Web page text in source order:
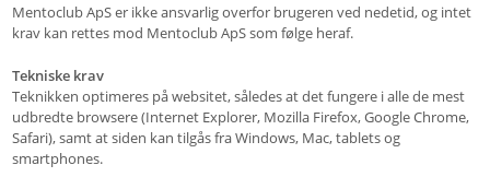
Mentoclub ApS er ikke ansvarlig overfor brugeren ved nedetid, og intet
krav kan rettes mod Mentoclub ApS som følge heraf.
Tekniske krav
Teknikken optimeres på websitet, således at det fungere i alle de mest
udbredte browsere (Internet Explorer, Mozilla Firefox, Google Chrome,
Safari), samt at siden kan tilgås fra Windows, Mac, tablets og
smartphones.